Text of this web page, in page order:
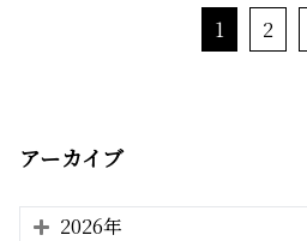
1 2
アーカイブ
2026年